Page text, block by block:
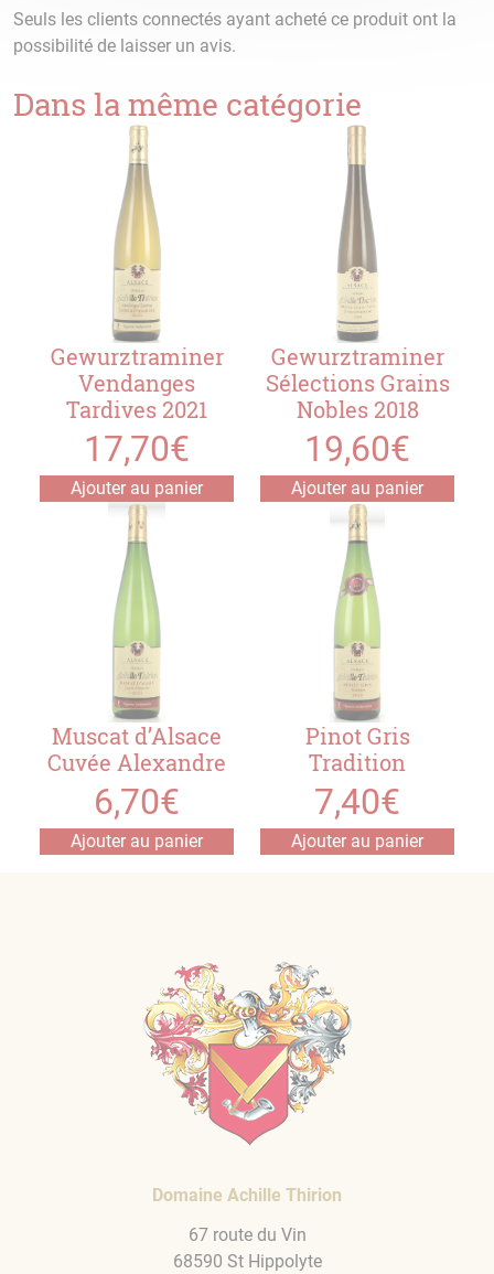
Seuls les clients connectés ayant acheté ce produit ont la
possibilité de laisser un avis.
Dans la même catégorie
Gewurztraminer
Vendanges
Tardives 2021
17,70€
Ajouter au panier
Gewurztraminer
Sélections Grains
Nobles 2018
19,60€
Ajouter au panier
Muscat d’Alsace
Cuvée Alexandre
6,70€
Ajouter au panier
Pinot Gris
Tradition
7,40€
Ajouter au panier
Domaine Achille Thirion
67 route du Vin
68590 St Hippolyte